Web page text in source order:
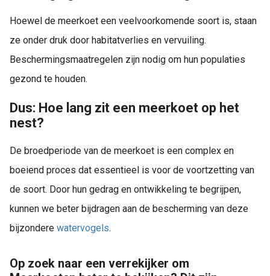
Hoewel de meerkoet een veelvoorkomende soort is, staan
ze onder druk door habitatverlies en vervuiling.
Beschermingsmaatregelen zijn nodig om hun populaties
gezond te houden.
Dus: Hoe lang zit een meerkoet op het
nest?
De broedperiode van de meerkoet is een complex en
boeiend proces dat essentieel is voor de voortzetting van
de soort. Door hun gedrag en ontwikkeling te begrijpen,
kunnen we beter bijdragen aan de bescherming van deze
bijzondere watervogels.
Op zoek naar een verrekijker om